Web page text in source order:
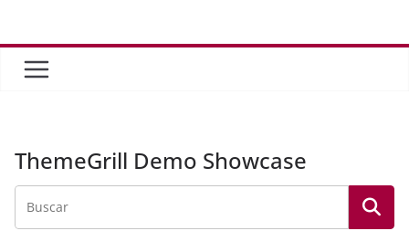
contenido
ThemeGrill Demo Showcase